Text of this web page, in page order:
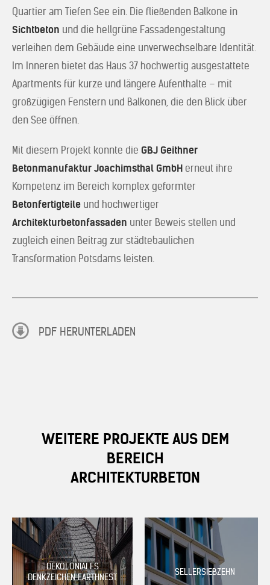
Quartier am Tiefen See ein. Die fließenden Balkone in
Sichtbeton und die hellgrüne Fassadengestaltung
verleihen dem Gebäude eine unverwechselbare Identität.
Im Inneren bietet das Haus 37 hochwertig ausgestattete
Apartments für kurze und längere Aufenthalte – mit
großzügigen Fenstern und Balkonen, die den Blick über
den See öffnen.
Mit diesem Projekt konnte die GBJ Geithner
Betonmanufaktur Joachimsthal GmbH erneut ihre
Kompetenz im Bereich komplex geformter
Betonfertigteile und hochwertiger
Architekturbetonfassaden unter Beweis stellen und
zugleich einen Beitrag zur städtebaulichen
Transformation Potsdams leisten.
PDF HERUNTERLADEN
WEITERE PROJEKTE AUS DEM
BEREICH
ARCHITEKTURBETON
DEKOLONIALES
DENKZEICHEN EARTHNEST
SELLERSIEBZEHN